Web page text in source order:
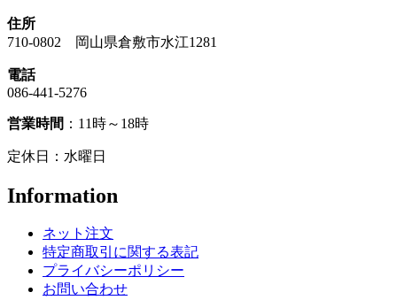
住所
710-0802 岡山県倉敷市水江1281
電話
086-441-5276
営業時間 ：11時～18時
定休日：水曜日
Information
ネット注文
特定商取引に関する表記
プライバシーポリシー
お問い合わせ